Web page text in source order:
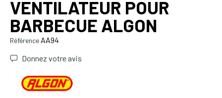
VENTILATEUR POUR
BARBECUE ALGON
Référence AA94
Donnez votre avis